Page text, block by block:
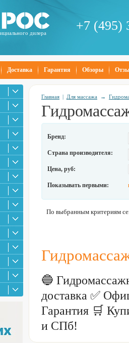
дилера
+7 (495)
Доставка Гарантия Обзоры
Главная | Для массажа →
Бренд:
Страна производителя:
Цена, руб:
Показывать первыми:
По выбранным критериям
🔵
доставка ✅
Гарантия 🛒
и СПб!